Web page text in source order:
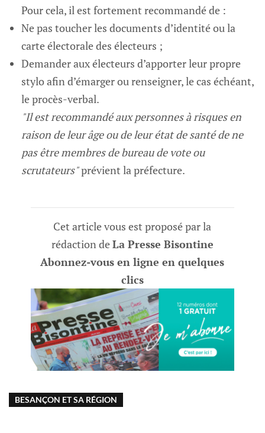
Pour cela, il est fortement recommandé de :
Ne pas toucher les documents d’identité ou la
carte électorale des électeurs ;
Demander aux électeurs d’apporter leur propre
stylo afin d’émarger ou renseigner, le cas échéant,
le procès-verbal.
"Il est recommandé aux personnes à risques en
raison de leur âge ou de leur état de santé de ne
pas être membres de bureau de vote ou
scrutateurs"prévient la préfecture.
Cet article vous est proposé par la
rédaction deLa Presse Bisontine
Abonnez-vous en ligne en quelques
clics
BESANÇON ET SA RÉGION